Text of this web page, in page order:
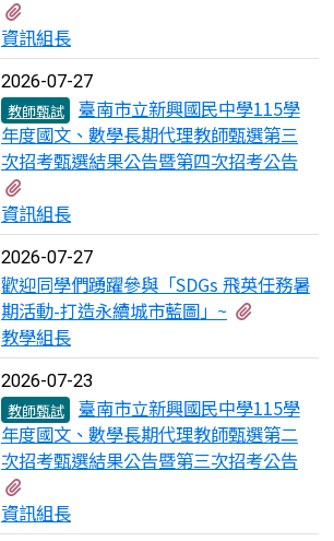
資訊組長
2026-07-27
教師甄試
臺南市立新興國民中學115學
年度國文、數學長期代理教師甄選第三
次招考甄選結果公告暨第四次招考公告
資訊組長
2026-07-27
歡迎同學們踴躍參與「SDGs 飛英任務暑
期活動-打造永續城市藍圖」~
教學組長
2026-07-23
教師甄試
臺南市立新興國民中學115學
年度國文、數學長期代理教師甄選第二
次招考甄選結果公告暨第三次招考公告
資訊組長